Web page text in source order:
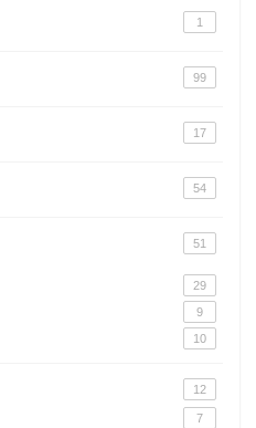
1
99
17
54
51
29
9
10
12
7